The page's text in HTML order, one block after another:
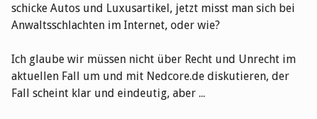
schicke Autos und Luxusartikel, jetzt misst man sich bei
Anwaltsschlachten im Internet, oder wie?
Ich glaube wir müssen nicht über Recht und Unrecht im
aktuellen Fall um und mit Nedcore.de diskutieren, der
Fall scheint klar und eindeutig, aber ...